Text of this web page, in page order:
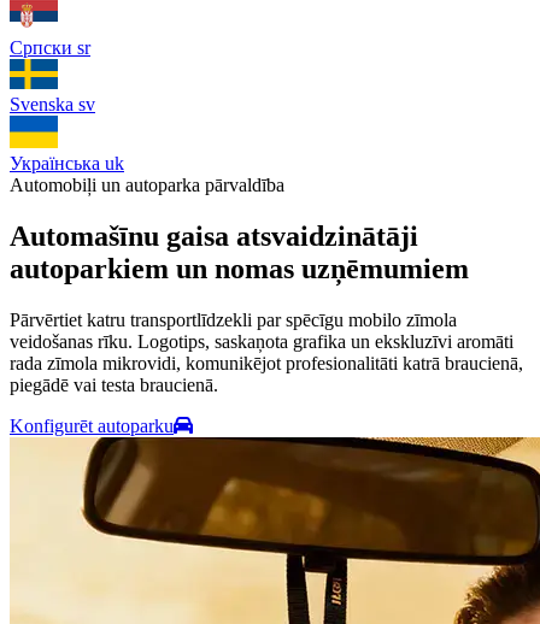
Српски sr
Svenska sv
Українська uk
Automobiļi un autoparka pārvaldība
Automašīnu gaisa atsvaidzinātāji
autoparkiem un nomas uzņēmumiem
Pārvērtiet katru transportlīdzekli par spēcīgu mobilo zīmola
veidošanas rīku. Logotips, saskaņota grafika un ekskluzīvi aromāti
rada zīmola mikrovidi, komunikējot profesionalitāti katrā braucienā,
piegādē vai testa braucienā.
Konfigurēt autoparku